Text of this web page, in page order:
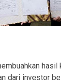
dari investor